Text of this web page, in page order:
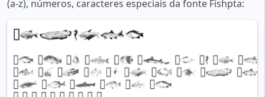
(a-z), números, caracteres especiais da fonte Fishpta: